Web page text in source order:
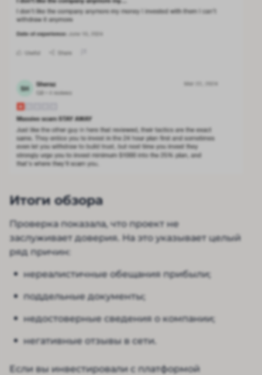
Итоги обзора
Проверка показала, что проект не
заслуживает доверия. На это указывает целый
ряд причин:
нереалистичные обещания прибыли;
поддельные документы;
недостоверные сведения о компании;
негативные отзывы в сети.
Если вы инвестировали с платформой